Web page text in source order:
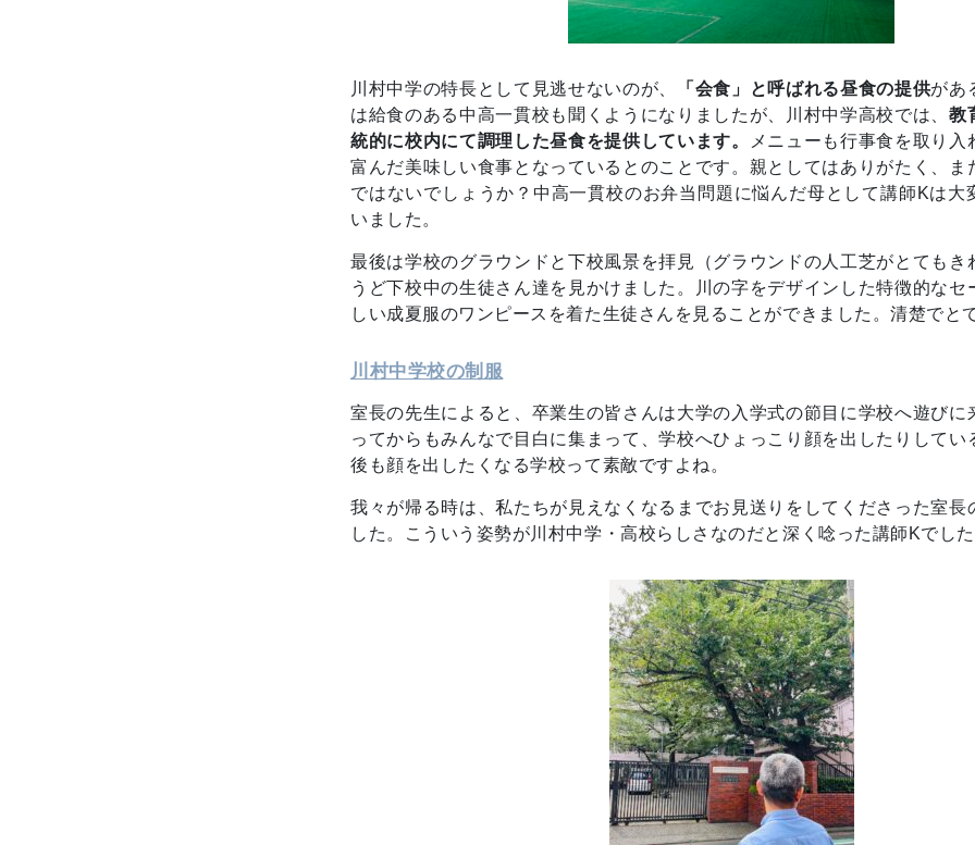
川村中学の特長として見逃せないのが、 「会食」と呼ばれる昼食の提供があ
は給食のある中高一貫校も聞くようになりましたが、川村中学高校では、教
統的に校内にて調理した昼食を提供しています。
メニューも行事食を取り
富んだ美味しい食事となっているとのことです。親としてはありがたく、ま
ではないでしょうか？中高一貫校のお弁当問題に悩んだ母として講師Kは大
いました。
最後は学校のグラウンドと下校風景を拝見（グラウンドの人工芝がとてもき
うど下校中の生徒さん達を見かけました。川の字をデザインした特徴的なセ
しい成夏服のワンピースを着た生徒さんを見ることができました。清楚でと
川村中学校の制服
室長の先生によると、卒業生の皆さんは大学の入学式の節目に学校へ遊びに
ってからもみんなで目白に集まって、学校へひょっこり顔を出したりしてい
後も顔を出したくなる学校って素敵ですよね。
我々が帰る時は、私たちが見えなくなるまでお見送りをしてくださった室長
した。こういう姿勢が川村中学・高校らしさなのだと深く唸った講師Kでし